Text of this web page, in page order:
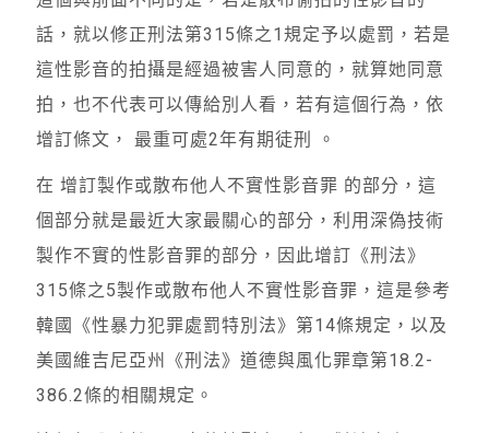
話，就以修正刑法第315條之1規定予以處罰，若是
這性影音的拍攝是經過被害人同意的，就算她同意
拍，也不代表可以傳給別人看，若有這個行為，依
增訂條文， 最重可處2年有期徒刑 。
在 增訂製作或散布他人不實性影音罪 的部分，這
個部分就是最近大家最關心的部分，利用深偽技術
製作不實的性影音罪的部分，因此增訂《刑法》
315條之5製作或散布他人不實性影音罪，這是參考
韓國《性暴力犯罪處罰特別法》第14條規定，以及
美國維吉尼亞州《刑法》道德與風化罪章第18.2-
386.2條的相關規定。